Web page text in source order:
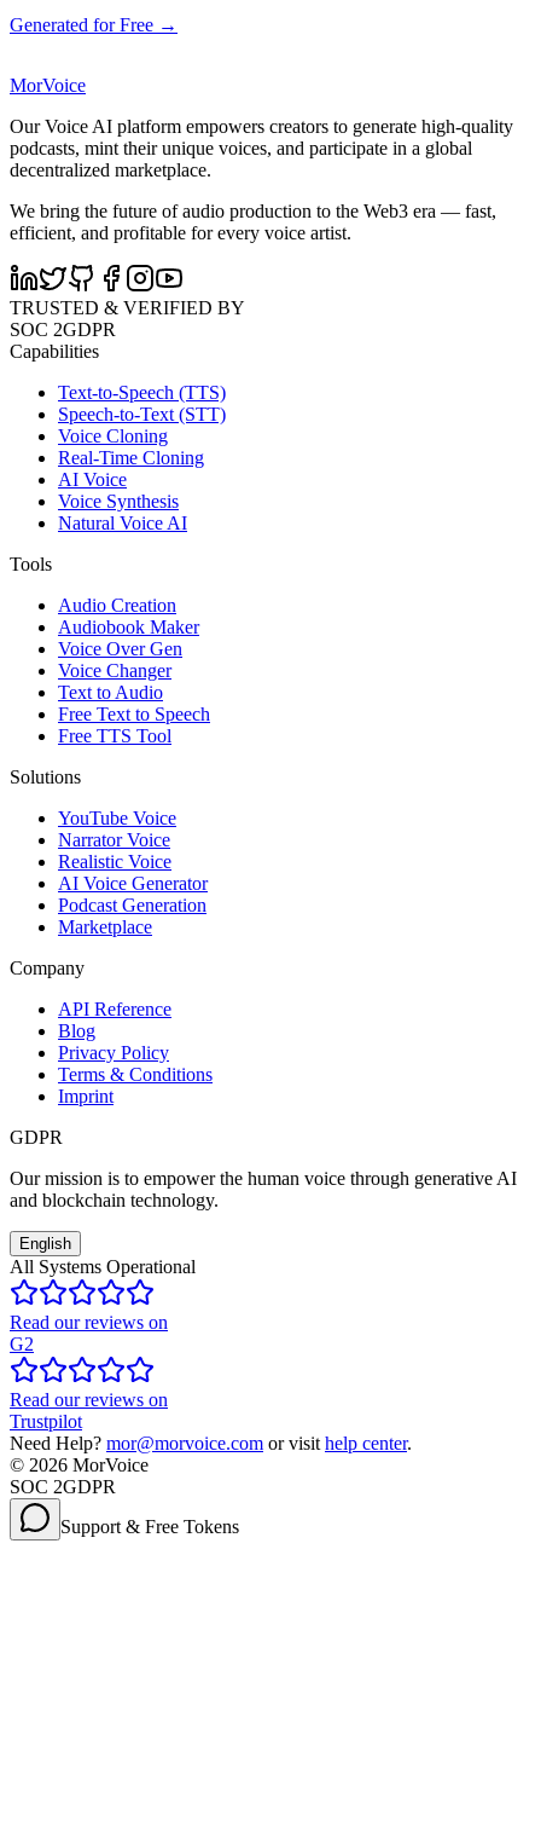
Generated for Free →
MorVoice
Our Voice AI platform empowers creators to generate high-quality
podcasts, mint their unique voices, and participate in a global
decentralized marketplace.
We bring the future of audio production to the Web3 era — fast,
efficient, and profitable for every voice artist.
TRUSTED & VERIFIED BY
SOC 2GDPR
Capabilities
Text-to-Speech (TTS)
Speech-to-Text (STT)
Voice Cloning
Real-Time Cloning
AI Voice
Voice Synthesis
Natural Voice AI
Tools
Audio Creation
Audiobook Maker
Voice Over Gen
Voice Changer
Text to Audio
Free Text to Speech
Free TTS Tool
Solutions
YouTube Voice
Narrator Voice
Realistic Voice
AI Voice Generator
Podcast Generation
Marketplace
Company
API Reference
Blog
Privacy Policy
Terms & Conditions
Imprint
GDPR
Our mission is to empower the human voice through generative AI
and blockchain technology.
English
All Systems Operational
Read our reviews on
G2
Read our reviews on
Trustpilot
Need Help? mor@morvoice.com or visit help center.
© 2026 MorVoice
SOC 2GDPR
Support & Free Tokens